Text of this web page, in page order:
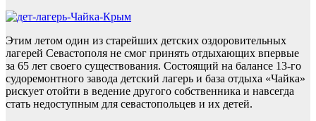
Этим летом один из старейших детских оздоровительных
лагерей Севастополя не смог принять отдыхающих впервые
за 65 лет своего существования. Состоящий на балансе 13-го
судоремонтного завода детский лагерь и база отдыха «Чайка»
рискует отойти в ведение другого собственника и навсегда
стать недоступным для севастопольцев и их детей.